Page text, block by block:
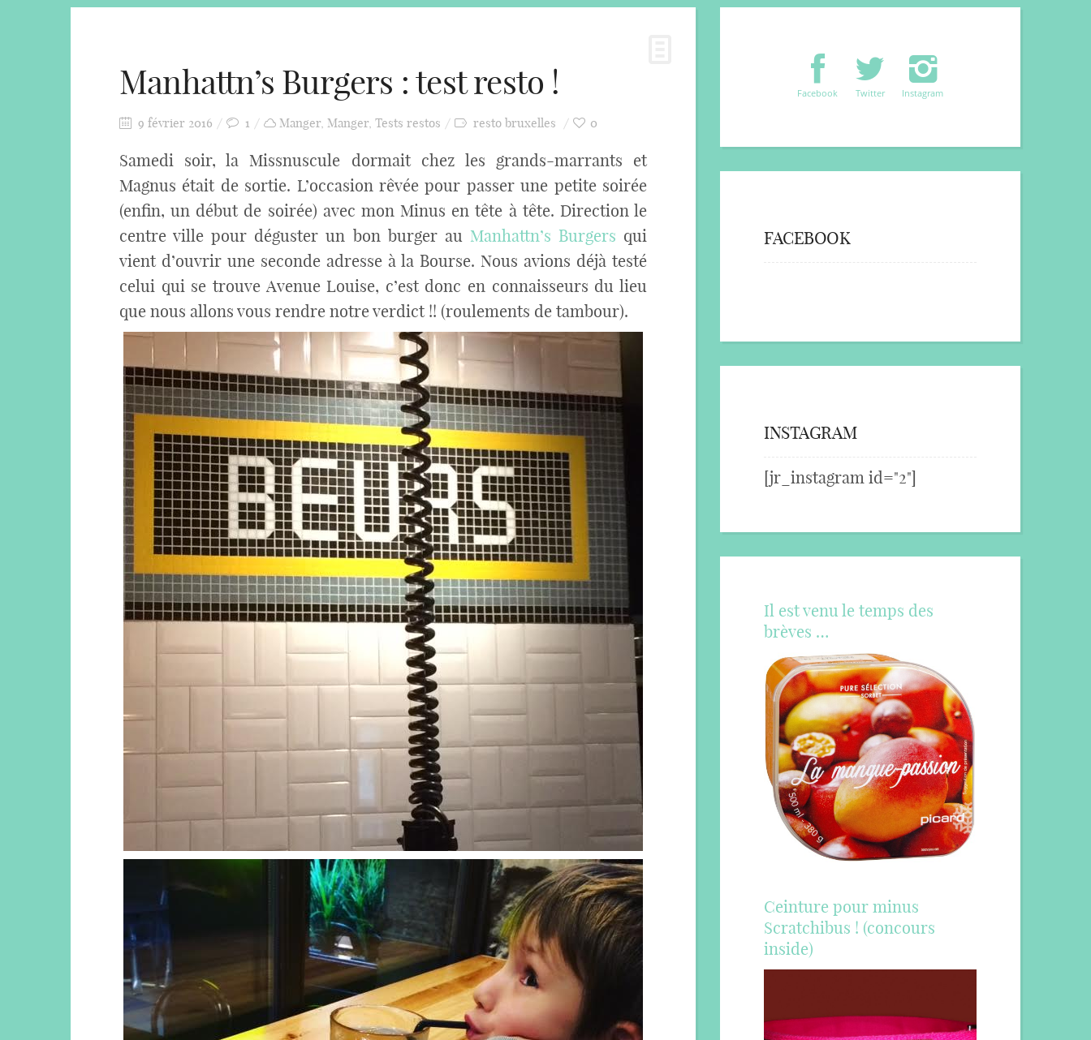
Manhattn’s Burgers : test resto !
9 février 2016 1 Manger, Manger, Tests restos resto bruxelles 0
Samedi soir, la Missnuscule dormait chez les grands-marrants et
Magnus était de sortie. L’occasion rêvée pour passer une petite soirée
(enfin, un début de soirée) avec mon Minus en tête à tête. Direction le
centre ville pour déguster un bon burger au Manhattn’s Burgers qui
vient d’ouvrir une seconde adresse à la Bourse. Nous avions déjà testé
celui qui se trouve Avenue Louise, c’est donc en connaisseurs du lieu
que nous allons vous rendre notre verdict !! (roulements de tambour).
Facebook Twitter Instagram
FACEBOOK
INSTAGRAM
[jr_instagram id="2"]
Il est venu le temps des
brèves …
Ceinture pour minus
Scratchibus ! (concours
inside)